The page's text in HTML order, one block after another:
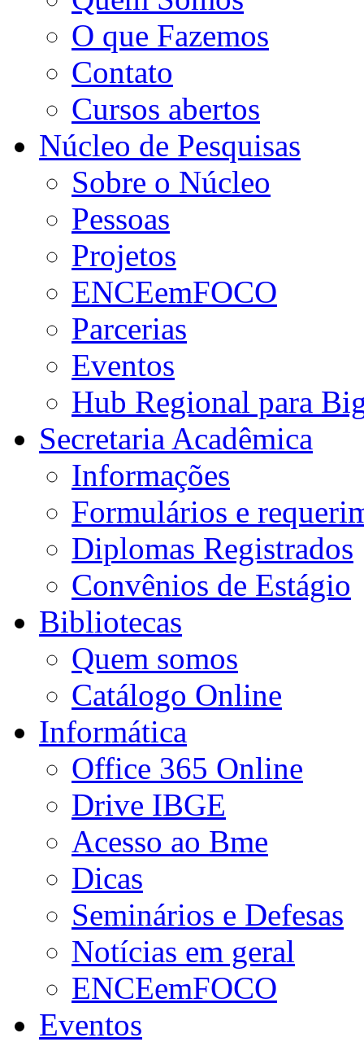
O que Fazemos
Contato
Cursos abertos
Núcleo de Pesquisas
Sobre o Núcleo
Pessoas
Projetos
ENCEemFOCO
Parcerias
Eventos
Hub Regional para
Secretaria Acadêmica
Informações
Formulários e
Diplomas Registrados
Convênios de Estágio
Bibliotecas
Quem somos
Catálogo Online
Informática
Office 365 Online
Drive IBGE
Acesso ao Bme
Dicas
Seminários e Defesas
Notícias em geral
ENCEemFOCO
Eventos